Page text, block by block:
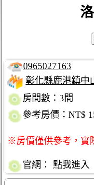
0965027163
彰化縣鹿港鎮中
房間數：3間
參考房價：NT$
※房價僅供參考，實
官網： 點我進入